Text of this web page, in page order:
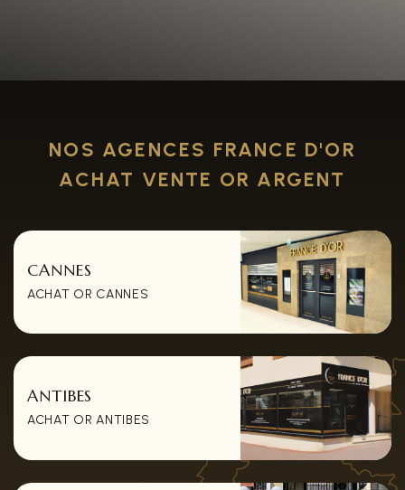
NOS AGENCES FRANCE D'OR
ACHAT VENTE OR ARGENT
CANNES
ACHAT OR CANNES
ANTIBES
ACHAT OR ANTIBES